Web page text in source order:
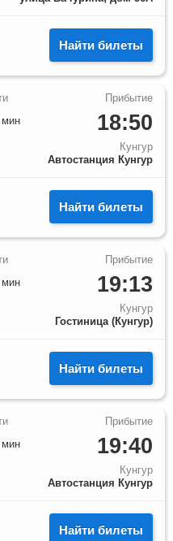
Найти билеты
18:50
Кунгур
Автостанция Кунгур
мин
Найти билеты
19:13
Кунгур
Гостиница (Кунгур)
мин
Найти билеты
19:40
Кунгур
Автостанция Кунгур
мин
Найти билеты